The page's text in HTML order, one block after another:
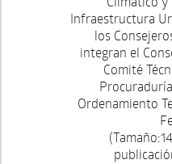
Infraestructura
los
integran el
Comité
Ordenamiento